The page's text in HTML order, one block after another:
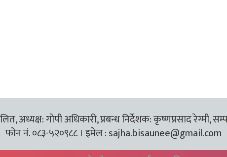
अध्यक्ष: गोपी अधिकारी, प्रबन्ध निर्देशक: कृष्णप्रसाद रेग्मी,
फोन नं. ०८३-५२०९८८ । इमेल :sajha.bisaunee@gmail.com